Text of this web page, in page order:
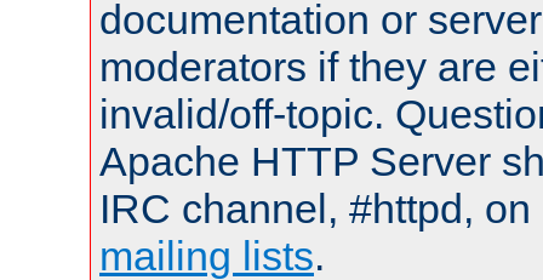
documentation or
moderators if they are
invalid/off-topic.
Apache HTTP Server
IRC channel, #httpd,
mailing lists.